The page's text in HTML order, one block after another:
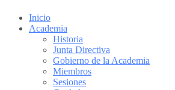
Inicio
Academia
Historia
Junta Directiva
Gobierno de la Academia
Miembros
Sesiones